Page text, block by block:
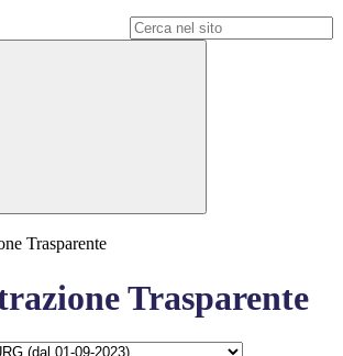
Trasparente
Trasparente